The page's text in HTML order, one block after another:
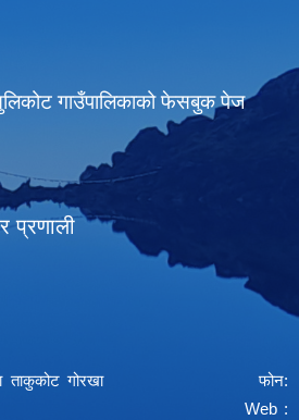
गाउँपालिकाको फेसबुक पेज
प्रणाली
ताकुकोट गोरखा फोन:
Web :